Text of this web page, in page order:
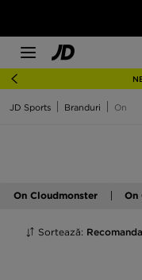
JD Sports Branduri On
On Cloudmonster On
Sortează: